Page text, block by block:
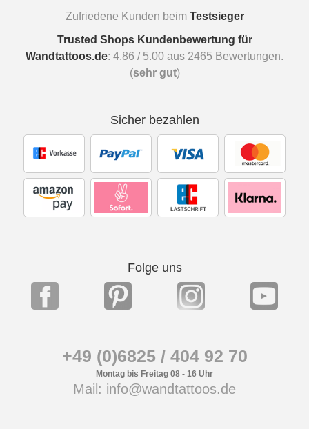
Zufriedene Kunden beim Testsieger
Trusted Shops Kundenbewertung für
Wandtattoos.de: 4.86 / 5.00 aus 2465 Bewertungen.
(sehr gut)
Sicher bezahlen
Folge uns
+49 (0)6825 / 404 92 70
Montag bis Freitag 08 - 16 Uhr
Mail: info@wandtattoos.de